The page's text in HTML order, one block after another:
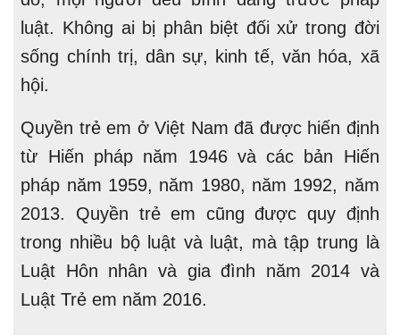
luật. Không ai bị phân biệt đối xử trong đời
sống chính trị, dân sự, kinh tế, văn hóa, xã
hội.
Quyền trẻ em ở Việt Nam đã được hiến định
từ Hiến pháp năm 1946 và các bản Hiến
pháp năm 1959, năm 1980, năm 1992, năm
2013. Quyền trẻ em cũng được quy định
trong nhiều bộ luật và luật, mà tập trung là
Luật Hôn nhân và gia đình năm 2014 và
Luật Trẻ em năm 2016.